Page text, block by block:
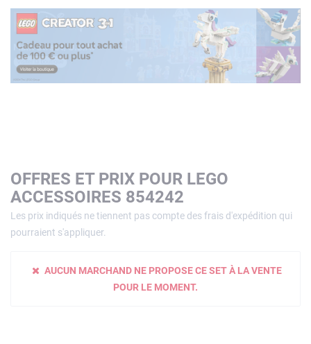
OFFRES ET PRIX POUR LEGO
ACCESSOIRES 854242
Les prix indiqués ne tiennent pas compte des frais d'expédition qui
pourraient s'appliquer.
AUCUN MARCHAND NE PROPOSE CE SET À LA VENTE
POUR LE MOMENT.